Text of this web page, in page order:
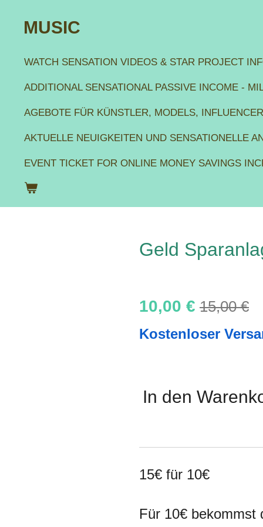
Zum
springen
MUSIC
WATCH SENSATION VIDEOS & STAR PROJECT
ADDITIONAL SENSATIONAL PASSIVE INCOME -
AGEBOTE FÜR KÜNSTLER, MODELS,
AKTUELLE NEUIGKEITEN UND SENSATIONELLE
EVENT TICKET FOR ONLINE MONEY SAVINGS
Geld
10,00 € 15,00 €
Kostenloser
In den
15€ für 10€
Für 10€ bekommst